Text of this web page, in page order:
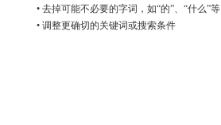
• 去掉可能不必要的字词，如“的”、“什么”等
• 调整更确切的关键词或搜索条件